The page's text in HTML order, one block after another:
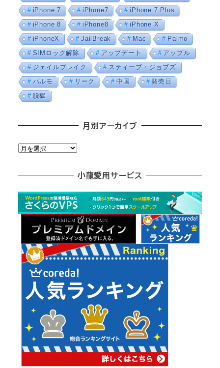
iPhone 7
iPhone7
iPhone 7 Plus
iPhone 8
iPhone8
iPhone X
iPhoneX
JailBreak Mac
Palmo
SIMロック解除
アップデート
アップル
ジェイルブレイク
スティーブ・ジョブズ
パルモ
リーク 中国
発売日
脱獄
月別アーカイブ
月
カ
小龍愛用サービス